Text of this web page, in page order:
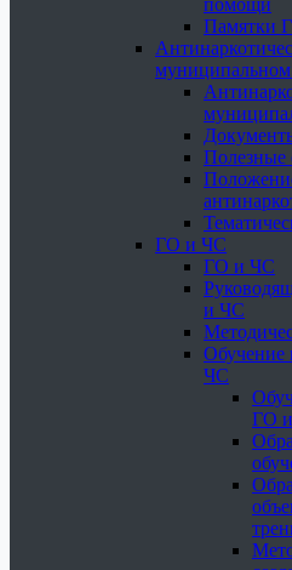
помощи
Памятки
муниципальном
Полезные
ГО и ЧС
ГО и ЧС
и ЧС
Обучение
ЧС
ГО